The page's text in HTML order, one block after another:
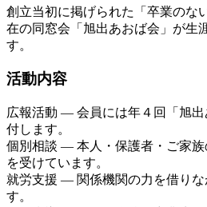
創立当初に掲げられた「卒業のな
在の同窓会「旭出あおば会」が生
す。
活動内容
広報活動 ― 会員には年４回「旭
付します。
個別相談 ― 本人・保護者・ご家
を受けています。
就労支援 ― 関係機関の力を借りな
す。